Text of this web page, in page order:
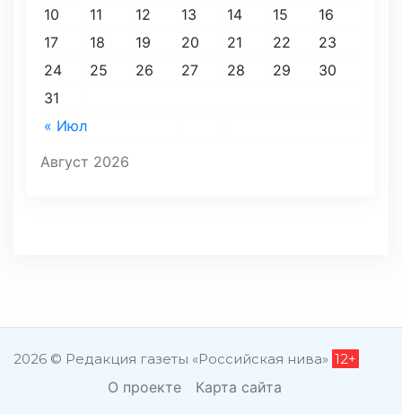
Август 2026
« Июл
10
11 12 13 14 15
16
17
18 19 20 21 22
23
24
25 26 27 28 29
30
31
2026 © Редакция газеты «Российская нива» 12+
О проекте Карта сайта